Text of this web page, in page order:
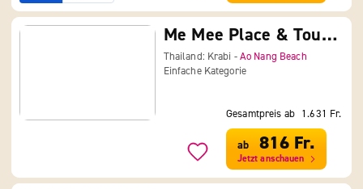
Me Mee Place & Tour Krabi
Thailand: Krabi -Ao Nang Beach
Einfache Kategorie
Gesamtpreis ab 1.631 Fr.
ab 816 Fr.
Jetzt anschauen